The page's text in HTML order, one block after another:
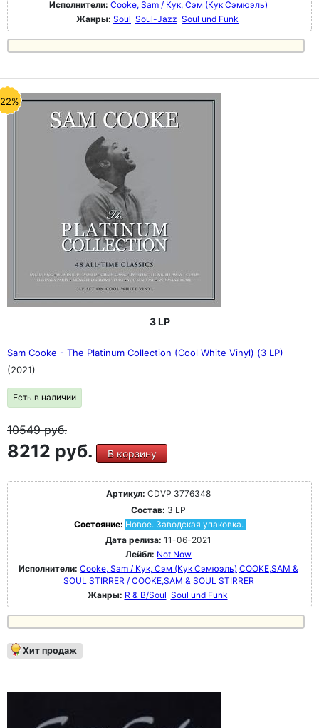
Исполнители: Cooke, Sam / Кук, Сэм (Кук Сэмюэль)
Жанры: Soul Soul-Jazz Soul und Funk
3 LP
Sam Cooke - The Platinum Collection (Cool White Vinyl) (3 LP)
(2021)
Есть в наличии
10549руб.
8212 руб. В корзину
Артикул: CDVP 3776348
Состав: 3 LP
Состояние: Новое. Заводская упаковка.
Дата релиза: 11-06-2021
Лейбл: Not Now
Исполнители: Cooke, Sam / Кук, Сэм (Кук Сэмюэль) COOKE,SAM &
SOUL STIRRER / COOKE,SAM & SOUL STIRRER
Жанры: R & B/Soul Soul und Funk
Хит продаж